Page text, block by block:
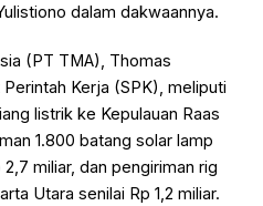
dalam dakwaannya.
(PT TMA), Thomas
Kerja (SPK), meliputi
listrik ke Kepulauan Raas
1.800 batang solar lamp
miliar, dan pengiriman rig
Utara senilai Rp 1,2 miliar.